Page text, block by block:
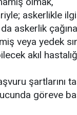
askerlikle
askerlik
veya yedek
akıl
şartlarını
göreve